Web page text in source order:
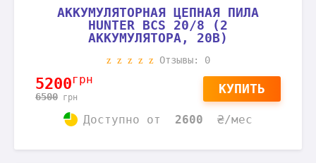
АККУМУЛЯТОРНАЯ ЦЕПНАЯ ПИЛА
HUNTER BCS 20/8 (2
АККУМУЛЯТОРА, 20В)
Отзывы: 0
5200грн
6500 грн
КУПИТЬ
Доступно от 2600 ₴/мес